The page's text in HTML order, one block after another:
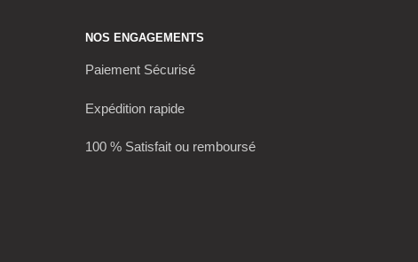
NOS ENGAGEMENTS
Paiement Sécurisé
Expédition rapide
100 % Satisfait ou remboursé